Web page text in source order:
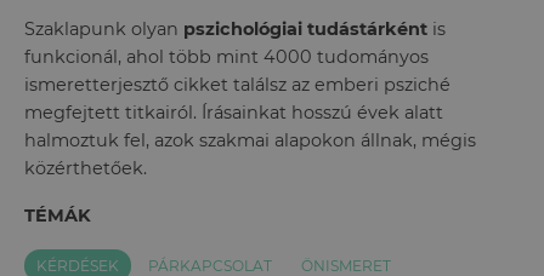
Szaklapunk olyan pszichológiai tudástárként is
funkcionál, ahol több mint 4000 tudományos
ismeretterjesztő cikket találsz az emberi psziché
megfejtett titkairól. Írásainkat hosszú évek alatt
halmoztuk fel, azok szakmai alapokon állnak, mégis
közérthetőek.
TÉMÁK
KÉRDÉSEK PÁRKAPCSOLAT ÖNISMERET